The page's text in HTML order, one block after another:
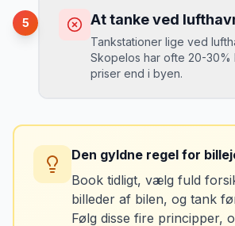
Du kan blive opkrævet for
var der før du fik bilen.
Løsning
brændstofmåleren.
MJ
Mikkels erfaring
“Jeg fotograferer altid
5 At tanke ved
Tankstationer lige ved
Skopelos har ofte 20-30%
priser end i byen.
sidste tankning.
Den gyldne regel for
Book tidligt, vælg fuld
billeder af bilen, og tank
Følg disse fire principper,